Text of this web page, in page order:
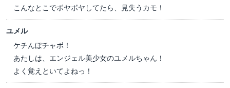
こんなとこでボヤボヤしてたら、見失うカモ！
ユメル
ケチんぼチャボ！
あたしは、エンジェル美少女のユメルちゃん！
よく覚えといてよねっ！